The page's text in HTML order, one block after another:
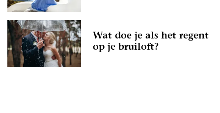
Wat doe je als het regent
op je bruiloft?